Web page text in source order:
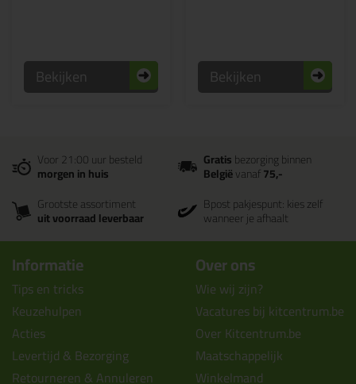
Bekijken Bekijken
Voor 21:00 uur besteld
morgen in huis
Gratisbezorging binnen
Belgiëvanaf75,-
Grootste assortiment
uit voorraad leverbaar
Bpost pakjespunt: kies zelf
wanneer je afhaalt
Informatie
Tips en tricks
Keuzehulpen
Acties
Levertijd & Bezorging
Retourneren & Annuleren
Over ons
Wie wij zijn?
Vacatures bij kitcentrum.be
Over Kitcentrum.be
Maatschappelijk
Winkelmand